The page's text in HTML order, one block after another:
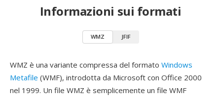
Informazioni sui formati
WMZ JFIF
WMZ è una variante compressa del formato Windows
Metafile (WMF), introdotta da Microsoft con Office 2000
nel 1999. Un file WMZ è semplicemente un file WMF